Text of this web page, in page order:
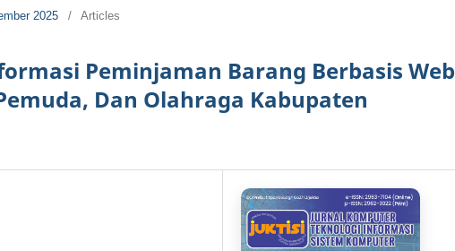
2025 / Articles
Peminjaman Barang Berbasis Web
Dan Olahraga Kabupaten